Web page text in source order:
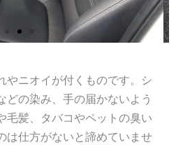
やニオイが付くものです。シ
どの染み、手の届かないよう
毛髪、タバコやペットの臭い
は仕方がないと諦めていませ